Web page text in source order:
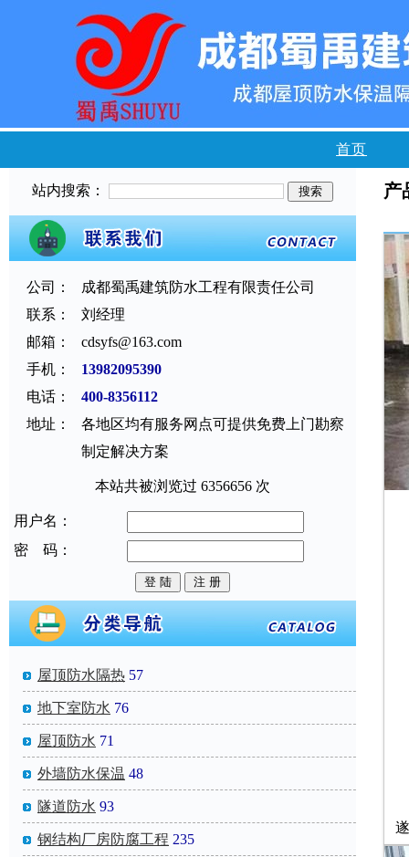
首页
站内搜索：
公司：
成都蜀禹建筑防水工程有限责任公司
联系：
刘经理
邮箱：
cdsyfs@163.com
手机：
13982095390
电话：
400-8356112
地址：
各地区均有服务网点可提供免费上门勘察
制定解决方案
本站共被浏览过 6356656 次
用户名：
密 码：
屋顶防水隔热 57
地下室防水 76
屋顶防水 71
外墙防水保温 48
隧道防水 93
钢结构厂房防腐工程 235
产